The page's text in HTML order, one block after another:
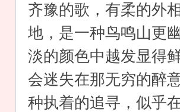
齐豫的歌，有柔的外
地，是一种鸟鸣山更
淡的颜色中越发显得
会迷失在那无穷的醉
种执着的追寻，似乎